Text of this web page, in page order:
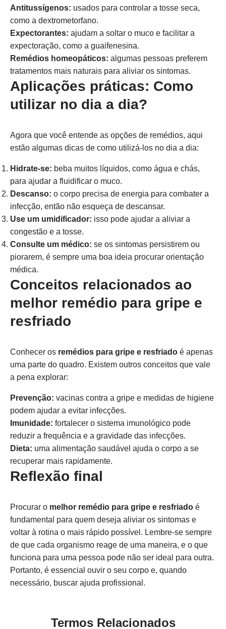
Antitussígenos: usados para controlar a tosse seca,
como a dextrometorfano.
Expectorantes: ajudam a soltar o muco e facilitar a
expectoração, como a guaifenesina.
Remédios homeopáticos: algumas pessoas preferem
tratamentos mais naturais para aliviar os sintomas.
Aplicações práticas: Como
utilizar no dia a dia?
Agora que você entende as opções de remédios, aqui
estão algumas dicas de como utilizá-los no dia a dia:
Hidrate-se: beba muitos líquidos, como água e chás,
para ajudar a fluidificar o muco.
Descanso: o corpo precisa de energia para combater a
infecção, então não esqueça de descansar.
Use um umidificador: isso pode ajudar a aliviar a
congestão e a tosse.
Consulte um médico: se os sintomas persistirem ou
piorarem, é sempre uma boa ideia procurar orientação
médica.
Conceitos relacionados ao
melhor remédio para gripe e
resfriado
Conhecer os remédios para gripe e resfriado é apenas
uma parte do quadro. Existem outros conceitos que vale
a pena explorar:
Prevenção: vacinas contra a gripe e medidas de higiene
podem ajudar a evitar infecções.
Imunidade: fortalecer o sistema imunológico pode
reduzir a frequência e a gravidade das infecções.
Dieta: uma alimentação saudável ajuda o corpo a se
recuperar mais rapidamente.
Reflexão final
Procurar o melhor remédio para gripe e resfriado é
fundamental para quem deseja aliviar os sintomas e
voltar à rotina o mais rápido possível. Lembre-se sempre
de que cada organismo reage de uma maneira, e o que
funciona para uma pessoa pode não ser ideal para outra.
Portanto, é essencial ouvir o seu corpo e, quando
necessário, buscar ajuda profissional.
Termos Relacionados